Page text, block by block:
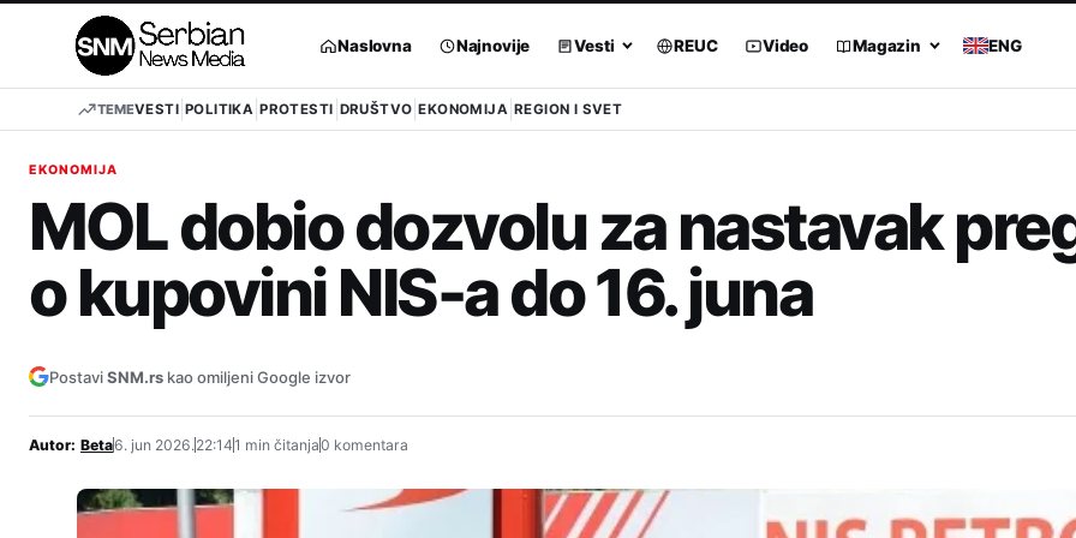
Naslovna Najnovije Vesti REUC Video Magazin ENG
TEMEVESTI POLITIKA PROTESTI DRUŠTVO EKONOMIJA REGION I SVET
EKONOMIJA
MOL dobio dozvolu za nastavak
o kupovini NIS-a do 16. juna
PostaviSNM.rs kao omiljeni Google izvor
Autor: Beta6. jun 2026.22:141 min čitanja0 komentara